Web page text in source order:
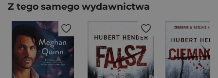
Z tego samego wydawnictwa